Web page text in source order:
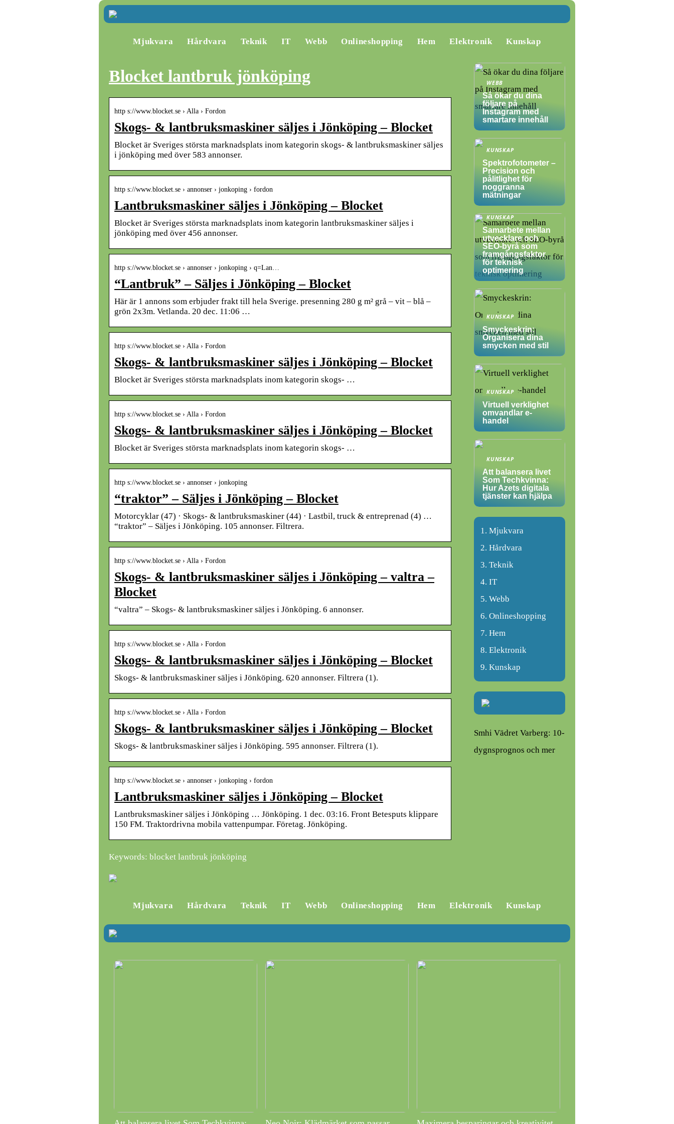
Mjukvara Hårdvara Teknik IT Webb Onlineshopping Hem Elektronik Kunskap
Blocket lantbruk jönköping
http s://www.blocket.se › Alla › Fordon
Skogs- & lantbruksmaskiner säljes i Jönköping – Blocket
Blocket är Sveriges största marknadsplats inom kategorin skogs- & lantbruksmaskiner säljes
i jönköping med över 583 annonser.
http s://www.blocket.se › annonser › jonkoping › fordon
Lantbruksmaskiner säljes i Jönköping – Blocket
Blocket är Sveriges största marknadsplats inom kategorin lantbruksmaskiner säljes i
jönköping med över 456 annonser.
http s://www.blocket.se › annonser › jonkoping › q=Lan…
“Lantbruk” – Säljes i Jönköping – Blocket
Här är 1 annons som erbjuder frakt till hela Sverige. presenning 280 g m² grå – vit – blå –
grön 2x3m. Vetlanda. 20 dec. 11:06 …
http s://www.blocket.se › Alla › Fordon
Skogs- & lantbruksmaskiner säljes i Jönköping – Blocket
Blocket är Sveriges största marknadsplats inom kategorin skogs- …
http s://www.blocket.se › Alla › Fordon
Skogs- & lantbruksmaskiner säljes i Jönköping – Blocket
Blocket är Sveriges största marknadsplats inom kategorin skogs- …
http s://www.blocket.se › annonser › jonkoping
“traktor” – Säljes i Jönköping – Blocket
Motorcyklar (47) · Skogs- & lantbruksmaskiner (44) · Lastbil, truck & entreprenad (4) …
“traktor” – Säljes i Jönköping. 105 annonser. Filtrera.
http s://www.blocket.se › Alla › Fordon
Skogs- & lantbruksmaskiner säljes i Jönköping – valtra –
Blocket
“valtra” – Skogs- & lantbruksmaskiner säljes i Jönköping. 6 annonser.
http s://www.blocket.se › Alla › Fordon
Skogs- & lantbruksmaskiner säljes i Jönköping – Blocket
Skogs- & lantbruksmaskiner säljes i Jönköping. 620 annonser. Filtrera (1).
http s://www.blocket.se › Alla › Fordon
Skogs- & lantbruksmaskiner säljes i Jönköping – Blocket
Skogs- & lantbruksmaskiner säljes i Jönköping. 595 annonser. Filtrera (1).
http s://www.blocket.se › annonser › jonkoping › fordon
Lantbruksmaskiner säljes i Jönköping – Blocket
Lantbruksmaskiner säljes i Jönköping … Jönköping. 1 dec. 03:16. Front Betesputs klippare
150 FM. Traktordrivna mobila vattenpumpar. Företag. Jönköping.
Keywords: blocket lantbruk jönköping
WEBB
Så ökar du dina
följare på
Instagram med
smartare innehåll
KUNSKAP
Spektrofotometer –
Precision och
pålitlighet för
noggranna
mätningar
KUNSKAP
Samarbete mellan
utvecklare och
SEO-byrå som
framgångsfaktor
för teknisk
optimering
KUNSKAP
Smyckeskrin:
Organisera dina
smycken med stil
KUNSKAP
Virtuell verklighet
omvandlar e-
handel
KUNSKAP
Att balansera livet
Som Techkvinna:
Hur Azets digitala
tjänster kan hjälpa
Mjukvara
Hårdvara
Teknik
IT
Webb
Onlineshopping
Hem
Elektronik
Kunskap
Smhi Vädret Varberg: 10-
dygnsprognos och mer
Mjukvara Hårdvara Teknik IT Webb Onlineshopping Hem Elektronik Kunskap